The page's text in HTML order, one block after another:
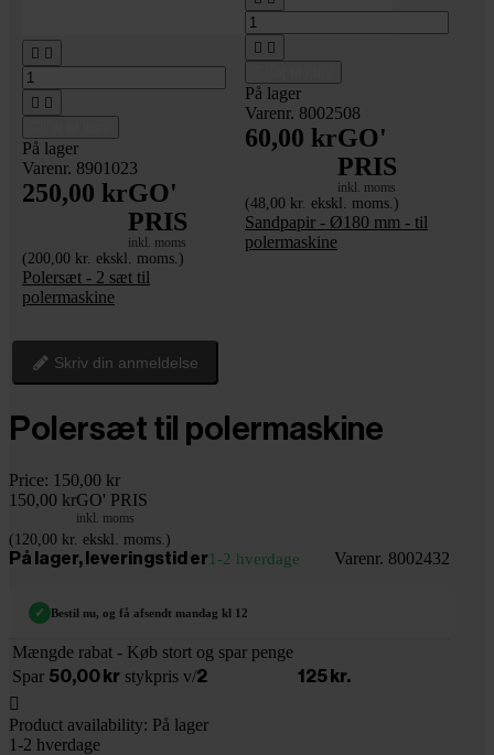
 
 
På lager
Varenr. 8901023
250,00 krGO'
PRIS
inkl. moms
(200,00 kr. ekskl. moms.)
Polersæt - 2 sæt til
polermaskine
 
På lager
Varenr. 8002508
60,00 krGO'
PRIS
inkl. moms
(48,00 kr. ekskl. moms.)
Sandpapir - Ø180 mm - til
polermaskine
Skriv din anmeldelse
Polersæt til polermaskine
Price: 150,00 kr
150,00 krGO' PRIS
inkl. moms
(120,00 kr. ekskl. moms.)
På lager, leveringstid er1-2 hverdage Varenr. 8002432
✓ Bestil nu, og få afsendt mandag kl 12
Mængde rabat - Køb stort og spar penge
Spar 50,00 kr stykpris v/2 125 kr.

Product availability: På lager
1-2 hverdage